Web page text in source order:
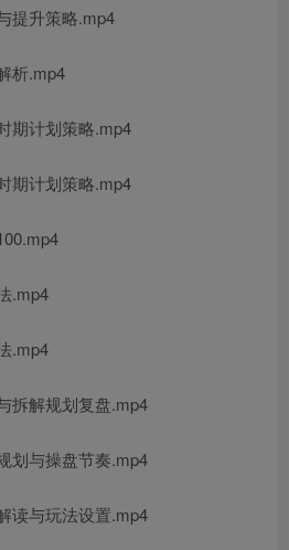
提升策略.mp4
析.mp4
期计划策略.mp4
期计划策略.mp4
.mp4
.mp4
拆解规划复盘.mp4
划与操盘节奏.mp4
读与玩法设置.mp4